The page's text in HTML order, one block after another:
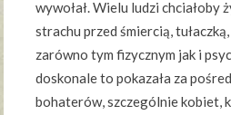
wywołał. Wielu ludzi chciałoby
strachu przed śmiercią, tułaczką,
zarówno tym fizycznym jak i
doskonale to pokazała za
bohaterów, szczególnie kobiet,